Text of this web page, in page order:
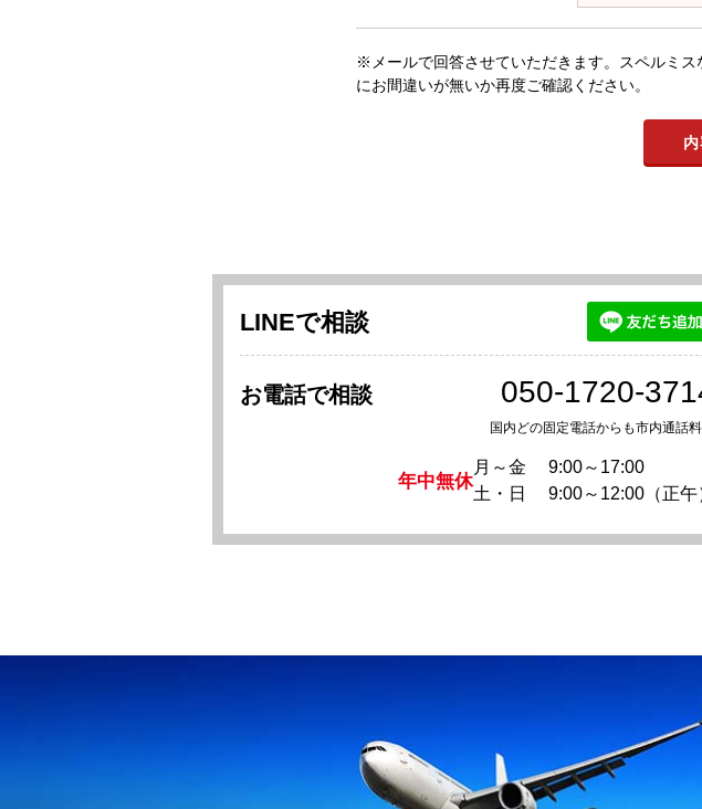
※メールで回答させていただきます。スペルミ
にお間違いが無いか再度ご確認ください。
LINEで相談
お電話で相談 050-1720-
国内どの固定電話からも市内通話
年中無休
月～金
9:00～17:00
土・日
9:00～12:00（正午